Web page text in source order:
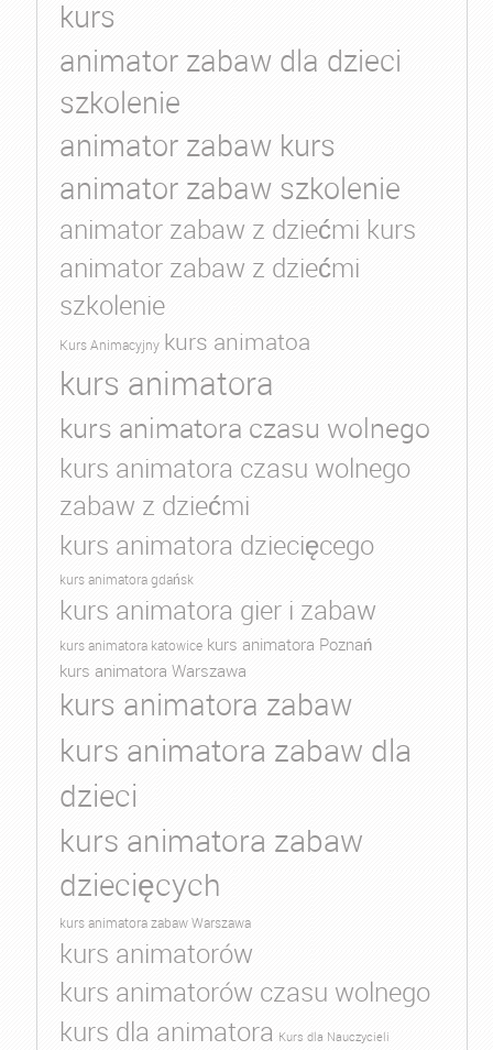
kurs
animator zabaw dla dzieci
szkolenie
animator zabaw kurs
animator zabaw szkolenie
animator zabaw z dziećmi kurs
animator zabaw z dziećmi
szkolenie
Kurs Animacyjny kurs animatoa
kurs animatora
kurs animatora czasu wolnego
kurs animatora czasu wolnego
zabaw z dziećmi
kurs animatora dziecięcego
kurs animatora gdańsk
kurs animatora gier i zabaw
kurs animatora katowice kurs animatora Poznań
kurs animatora Warszawa
kurs animatora zabaw
kurs animatora zabaw dla
dzieci
kurs animatora zabaw
dziecięcych
kurs animatora zabaw Warszawa
kurs animatorów
kurs animatorów czasu wolnego
kurs dla animatora Kurs dla Nauczycieli